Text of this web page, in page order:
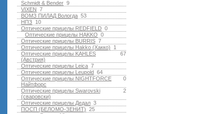
9
Schmidt & Bender
7
VIXEN
53
ВОМЗ ПИЛАД Вологда
10
НПЗ
0
Оптические прицелы REDFIELD
0
Оптические прицелы HAKKO
7
Оптические прицелы BURRIS
1
Оптические прицелы Hakko (Хакко)
67
Оптические прицелы KAHLES
(Австрия)
7
Оптические прицелы Leica
64
Оптические прицелы Leupold
0
Оптические прицелы NIGHTFORCE
Найтфорс
2
Оптические прицелы Swarovski
(сваровски)
3
Оптические прицелы Дедал
25
ПОСП (БЕЛОМО-ЗЕНИТ)